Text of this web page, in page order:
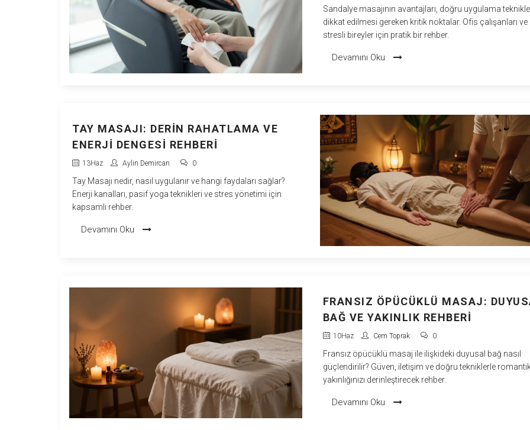
Sandalye masajının avantajları, doğru uygulama
dikkat edilmesi gereken kritik noktalar. Ofis çalışanları ve
stresli bireyler için pratik bir rehber.
Devamını Oku
TAY MASAJI: DERIN RAHATLAMA VE
ENERJI DENGESI REHBERI
13Haz Aylin Demircan 0
Tay Masajı nedir, nasıl uygulanır ve hangi faydaları sağlar?
Enerji kanalları, pasif yoga teknikleri ve stres yönetimi için
kapsamlı rehber.
Devamını Oku
FRANSIZ ÖPÜCÜKLÜ MASAJ:
BAĞ VE YAKINLIK REHBERI
10Haz Cem Toprak 0
Fransız öpücüklü masaj ile ilişkideki duyusal bağ nasıl
güçlendirilir? Güven, iletişim ve doğru tekniklerle
yakınlığınızı derinleştirecek rehber.
Devamını Oku